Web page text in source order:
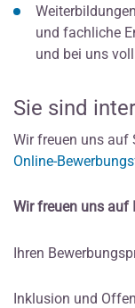
und fachliche
und bei uns
Sie sind
Wir freuen uns auf
Online-
Wir freuen uns auf
Ihren
Inklusion und